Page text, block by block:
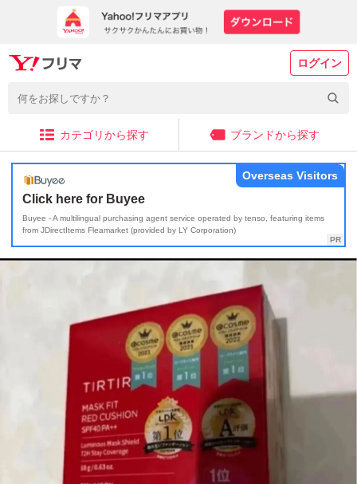
ログイン
カテゴリから探す ブランドから探す
Click here for Buyee
Buyee - A multilingual purchasing agent service operated by tenso, featuring items
from JDirectItems Fleamarket (provided by LY Corporation)
Overseas Visitors